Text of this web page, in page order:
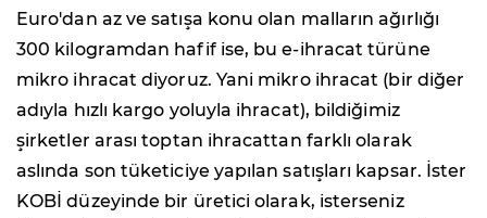
Euro'dan az ve satışa konu olan malların ağırlığı
300 kilogramdan hafif ise, bu e-ihracat türüne
mikro ihracat diyoruz. Yani mikro ihracat (bir diğer
adıyla hızlı kargo yoluyla ihracat), bildiğimiz
şirketler arası toptan ihracattan farklı olarak
aslında son tüketiciye yapılan satışları kapsar. İster
KOBİ düzeyinde bir üretici olarak, isterseniz